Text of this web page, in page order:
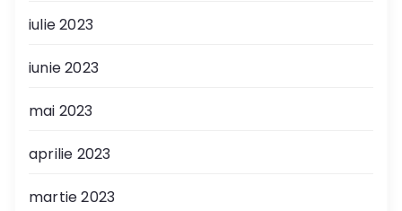
iulie 2023
iunie 2023
mai 2023
aprilie 2023
martie 2023